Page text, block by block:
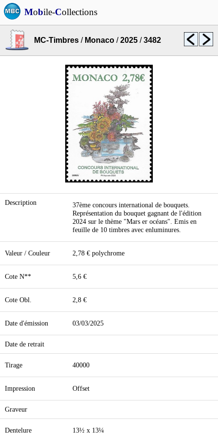
Mobile-Collections
MC-Timbres / Monaco /2025 /3482
Description
37ème concours international de bouquets.
Représentation du bouquet gagnant de l'édition
2024 sur le thème "Mars er océans". Emis en
feuille de 10 timbres avec enluminures.
Valeur / Couleur 2,78 € polychrome
Cote N** 5,6 €
Cote Obl. 2,8 €
Date d'émission 03/03/2025
Date de retrait
Tirage 40000
Impression Offset
Graveur
Dentelure 13½ x 13¼